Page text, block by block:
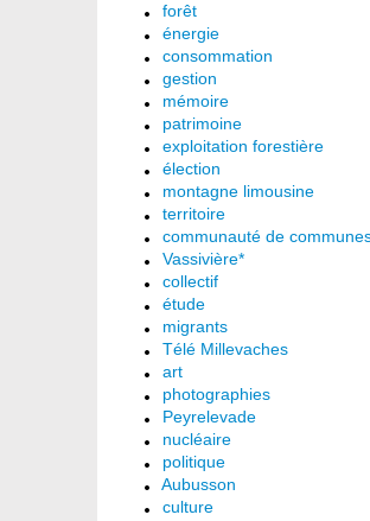
forêt
énergie
consommation
gestion
mémoire
patrimoine
exploitation forestière
élection
montagne limousine
territoire
communauté de
Vassivière*
collectif
étude
migrants
Télé Millevaches
art
photographies
Peyrelevade
nucléaire
politique
Aubusson
culture